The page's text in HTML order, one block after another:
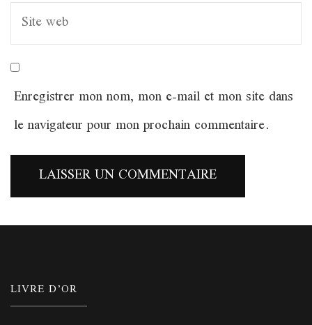
Enregistrer mon nom, mon e-mail et mon site dans
le navigateur pour mon prochain commentaire.
LIVRE D’OR